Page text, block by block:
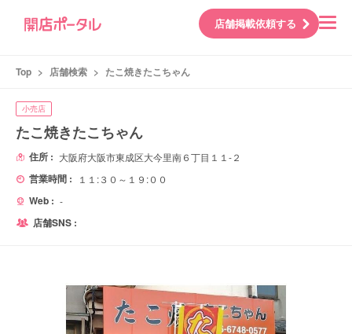
店舗掲載依頼する
Top > 店舗検索 > たこ焼きたこちゃん
小売店
たこ焼きたこちゃん
住所 : 大阪府大阪市東成区大今里南６丁目１１-２
営業時間 : １１:３０～１９:００
Web : -
店舗SNS :